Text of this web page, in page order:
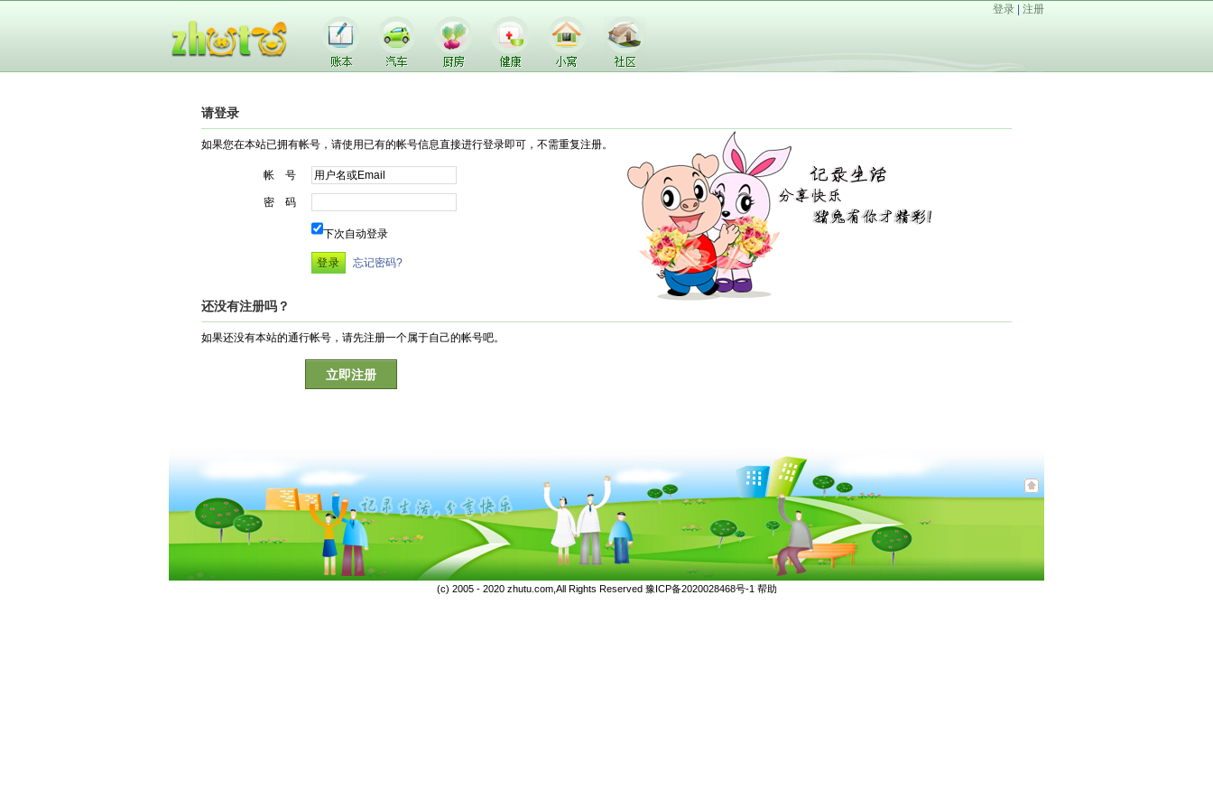
登录 注册
请登录
如果您在本站已拥有帐号，请使用已有的帐号信息直接进行登录即可，不需重复注册。
帐 号
密 码
下次自动登录
忘记密码?
还没有注册吗？
如果还没有本站的通行帐号，请先注册一个属于自己的帐号吧。
立即注册
(c) 2005 - 2020 zhutu.com,All Rights Reserved 豫ICP备2020028468号-1 帮助